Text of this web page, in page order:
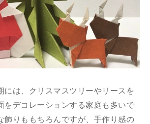
には、クリスマスツリーやリースを
をデコレーションする家庭も多いで
飾りももちろんですが、手作り感の